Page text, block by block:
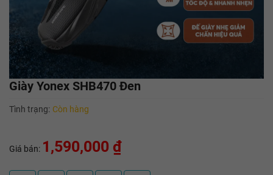
Giày Yonex SHB470 Đen
Tình trạng: Còn hàng
Giá bán: 1,590,000 ₫